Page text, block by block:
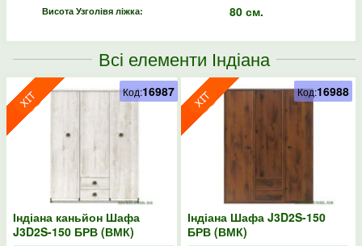
Висота Узголівя ліжка: 80 см.
Всі елементи Індіана
Індіана каньйон Шафа
J3D2S-150 БРВ (ВМК)
Код:16987
Індіана Шафа J3D2S-150
БРВ (ВМК)
Код:16988